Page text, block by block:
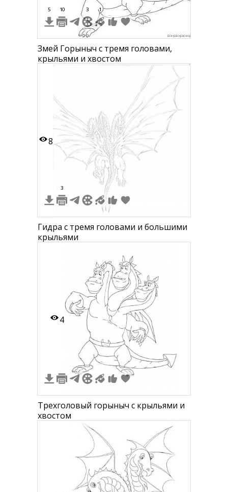
5 10 3 1
Змей Горыныч с тремя головами,
крыльями и хвостом
8
3
Гидра с тремя головами и большими
крыльями
4
Трехголовый горыныч с крыльями и
хвостом